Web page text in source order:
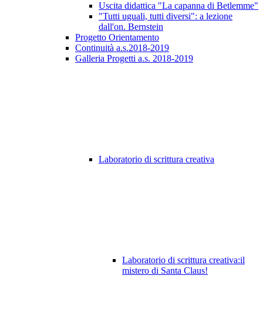
Uscita didattica "La capanna di Betlemme"
"Tutti uguali, tutti diversi": a lezione
dall'on. Bernstein
Progetto Orientamento
Continuità a.s.2018-2019
Galleria Progetti a.s. 2018-2019
Laboratorio di scrittura creativa
Laboratorio di scrittura creativa:il
mistero di Santa Claus!